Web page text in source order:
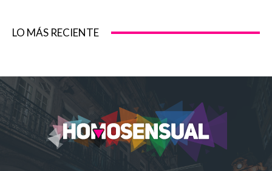
LO MÁS RECIENTE